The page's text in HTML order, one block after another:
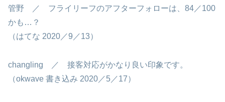
管野 ／ フライリーフのアフターフォローは、84／100
かも…？
（はてな 2020／9／13）
changling ／ 接客対応がかなり良い印象です。
（okwave 書き込み 2020／5／17）